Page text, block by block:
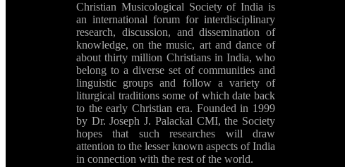
Christian Musicological Society of India is
an international forum for interdisciplinary
research, discussion, and dissemination of
knowledge, on the music, art and dance of
about thirty million Christians in India, who
belong to a diverse set of communities and
linguistic groups and follow a variety of
liturgical traditions some of which date back
to the early Christian era. Founded in 1999
by Dr. Joseph J. Palackal CMI, the Society
hopes that such researches will draw
attention to the lesser known aspects of India
in connection with the rest of the world.